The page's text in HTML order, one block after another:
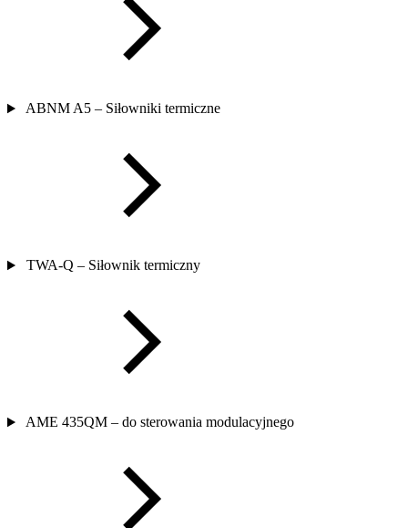
ABNM A5 – Siłowniki termiczne
TWA-Q – Siłownik termiczny
AME 435QM – do sterowania modulacyjnego